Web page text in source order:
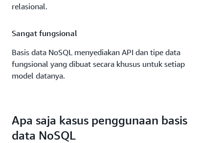
relasional.
Sangat fungsional
Basis data NoSQL menyediakan API dan tipe data
fungsional yang dibuat secara khusus untuk setiap
model datanya.
Apa saja kasus penggunaan basis
data NoSQL